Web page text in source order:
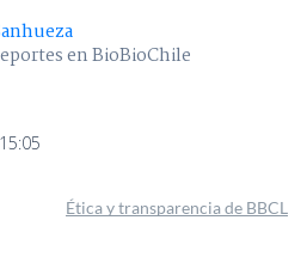
en BioBioChile
Ética y transparencia de BBCL